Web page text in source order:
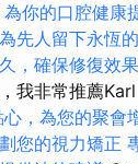
你的口腔健康
先人留下永恆
，確保修復效果
我非常推薦Karl
，為您的聚會
您的視力矯正